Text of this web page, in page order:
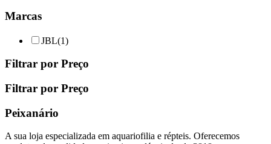
page
Marcas
JBL(1)
Filtrar por Preço
Filtrar por Preço
Peixanário
A sua loja especializada em aquariofilia e répteis. Oferecemos